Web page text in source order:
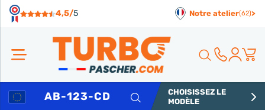
4,5/5 Notre atelier(62)>
Rechercher
CHOISISSEZ LE
MODÈLE
Panneau de gestion des cookies